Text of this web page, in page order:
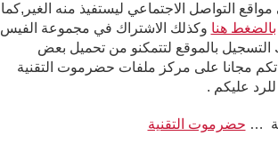
التواصل الاجتماعي ليستفيذ منه الغير,كما
بالضغط هنا وكذلك الاشتراك في مجموعة الفيس
التسجيل بالموقع لتتمكنو من تحميل بعض
مجانا على مركز ملفات حضرموت التقنية
عليكم .
… حضرموت التقنية